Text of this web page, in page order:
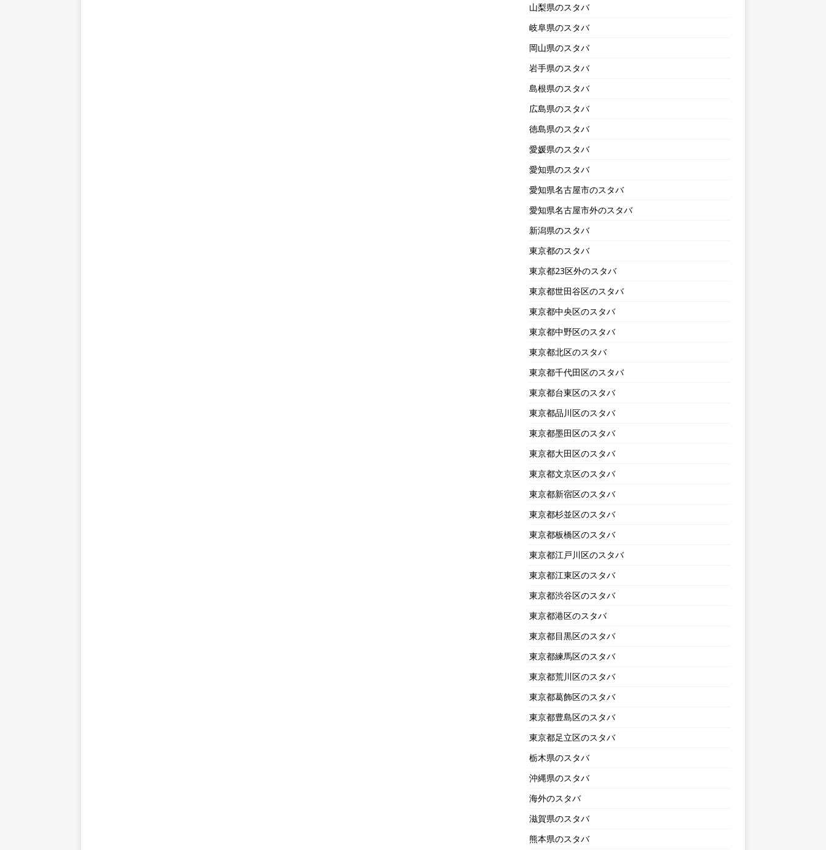
山梨県のスタバ
岐阜県のスタバ
岡山県のスタバ
岩手県のスタバ
島根県のスタバ
広島県のスタバ
徳島県のスタバ
愛媛県のスタバ
愛知県のスタバ
愛知県名古屋市のスタバ
愛知県名古屋市外のスタバ
新潟県のスタバ
東京都のスタバ
東京都23区外のスタバ
東京都世田谷区のスタバ
東京都中央区のスタバ
東京都中野区のスタバ
東京都北区のスタバ
東京都千代田区のスタバ
東京都台東区のスタバ
東京都品川区のスタバ
東京都墨田区のスタバ
東京都大田区のスタバ
東京都文京区のスタバ
東京都新宿区のスタバ
東京都杉並区のスタバ
東京都板橋区のスタバ
東京都江戸川区のスタバ
東京都江東区のスタバ
東京都渋谷区のスタバ
東京都港区のスタバ
東京都目黒区のスタバ
東京都練馬区のスタバ
東京都荒川区のスタバ
東京都葛飾区のスタバ
東京都豊島区のスタバ
東京都足立区のスタバ
栃木県のスタバ
沖縄県のスタバ
海外のスタバ
滋賀県のスタバ
熊本県のスタバ